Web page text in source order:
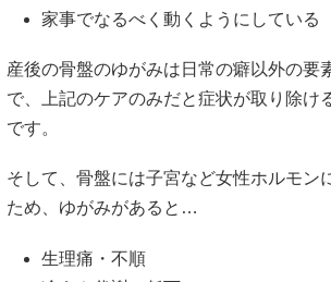
家事でなるべく動くようにしている
産後の骨盤のゆがみは日常の癖以外の要
で、上記のケアのみだと症状が取り除け
です。
そして、骨盤には子宮など女性ホルモン
ため、ゆがみがあると…
生理痛・不順